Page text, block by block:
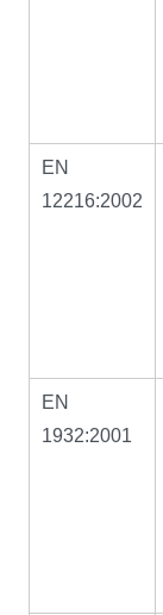
EN
12216:2002
EN
1932:2001